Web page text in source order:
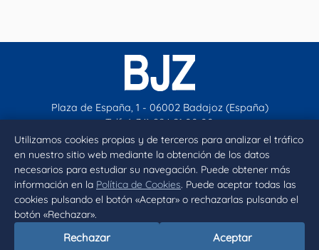
Utilizamos cookies propias y de terceros para analizar el tráfico
en nuestro sitio web mediante la obtención de los datos
necesarios para estudiar su navegación. Puede obtener más
información en la Política de Cookies. Puede aceptar todas las
cookies pulsando el botón «Aceptar» o rechazarlas pulsando el
botón «Rechazar».
Rechazar Aceptar
Plaza de España, 1 - 06002 Badajoz (España)
Telf. (+34) 924 21 00 00
contacto@aytobadajoz.es
Facebook
X Instagram
YouTube
Inicio Aviso legal
Declaración de accesibilidad